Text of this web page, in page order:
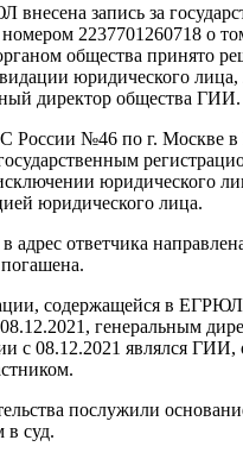
внесена запись за
2237701260718 о
общества принято
юридического
директор общества ГИИ.
России №46 по г. Москве
юридического
юридического лица.
адрес ответчика
содержащейся в
генеральным
с 08.12.2021 являлся ГИИ,
послужили
в суд.